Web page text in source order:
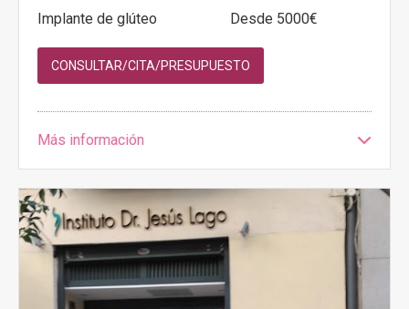
Implante de glúteo
Desde 5000€
CONSULTAR/CITA/PRESUPUESTO
Más información